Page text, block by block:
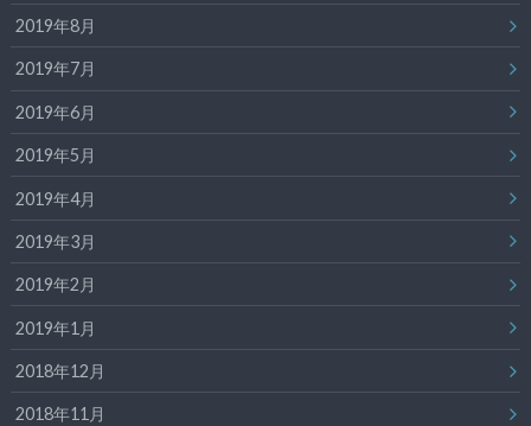
2019年8月
2019年7月
2019年6月
2019年5月
2019年4月
2019年3月
2019年2月
2019年1月
2018年12月
2018年11月